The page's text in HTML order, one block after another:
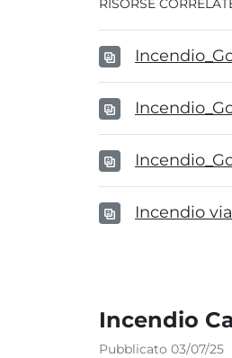
RISORSE
Incendio
Incendio
Pubblicato 03/07/25